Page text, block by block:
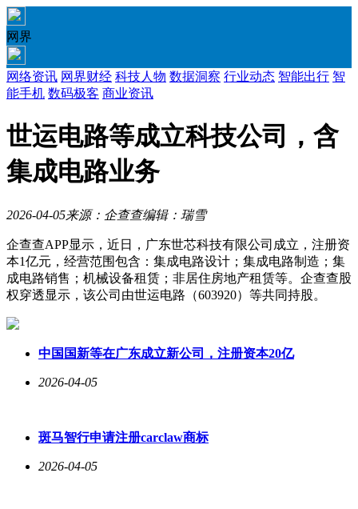
网界
网络资讯 网界财经 科技人物 数据洞察 行业动态 智能出行 智
能手机 数码极客 商业资讯
世运电路等成立科技公司，含
集成电路业务
2026-04-05来源：企查查编辑：瑞雪
企查查APP显示，近日，广东世芯科技有限公司成立，注册资
本1亿元，经营范围包含：集成电路设计；集成电路制造；集
成电路销售；机械设备租赁；非居住房地产租赁等。企查查股
权穿透显示，该公司由世运电路（603920）等共同持股。
中国国新等在广东成立新公司，注册资本20亿
2026-04-05
斑马智行申请注册carclaw商标
2026-04-05